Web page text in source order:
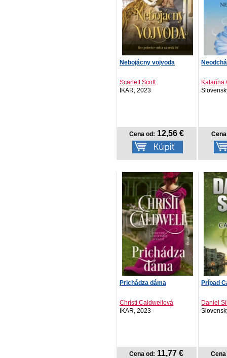
Nebojácny vojvoda
Scarlett Scott
IKAR, 2023
Cena od: 12,56 €
Katarína
Prichádza dáma
Christi Caldwellová
IKAR, 2023
Cena od: 11,77 €
Prípad
Daniel